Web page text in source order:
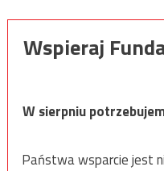
Wspieraj
W sierpniu
Państwa wsparcie jest